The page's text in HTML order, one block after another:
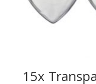
15x